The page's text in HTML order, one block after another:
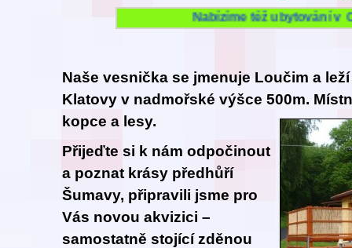
Nabízíme též ubytování v
Naše vesnička se jmenuje Loučim a
Klatovy v nadmořské výšce 500m.
kopce a lesy.
Přijeďte si k nám odpočinout
a poznat krásy předhůří
Šumavy, připravili jsme pro
Vás novou akvizici –
samostatně stojící zděnou